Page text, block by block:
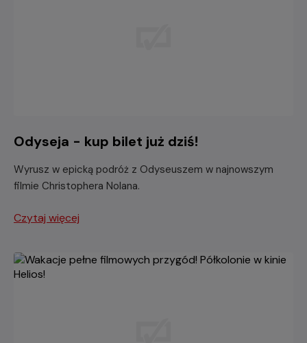
Odyseja - kup bilet już dziś!
Wyrusz w epicką podróż z Odyseuszem w najnowszym
filmie Christophera Nolana.
Czytaj więcej